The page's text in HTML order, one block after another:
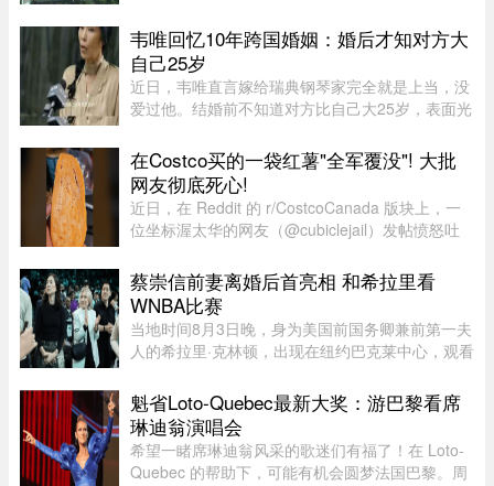
韦唯回忆10年跨国婚姻：婚后才知对方大
自己25岁
近日，韦唯直言嫁给瑞典钢琴家完全就是上当，没
爱过他。结婚前不知道对方比自己大25岁，表面光
世，自己独自抚养三个儿子。韦唯，原名张菊霞，
壮族，1963年9月28日出生于 ...
在Costco买的一袋红薯"全军覆没"! 大批
网友彻底死心!
近日，在 Reddit 的 r/CostcoCanada 版块上，一
位坐标渥太华的网友（@cubiclejail）发帖愤怒吐
数百位加拿大网友的激烈共鸣与讨论。这原本只是
一句日常的抱怨，却意外演 ...
蔡崇信前妻离婚后首亮相 和希拉里看
WNBA比赛
当地时间8月3日晚，身为美国前国务卿兼前第一夫
人的希拉里·克林顿，出现在纽约巴克莱中心，观看
队。主场作战的纽约自由队最终以 95-83 获胜，位
列总积分榜第七位，而风暴 ...
魁省Loto-Quebec最新大奖：游巴黎看席
琳迪翁演唱会
希望一睹席琳迪翁风采的歌迷们有福了！在 Loto-
Quebec 的帮助下，可能有机会圆梦法国巴黎。周